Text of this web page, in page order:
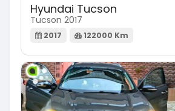
Hyundai Tucson
Tucson 2017
2017 122000 Km